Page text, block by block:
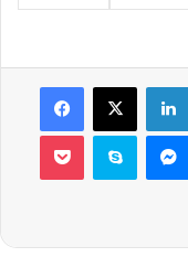
Facebook
X
Pocket Skype